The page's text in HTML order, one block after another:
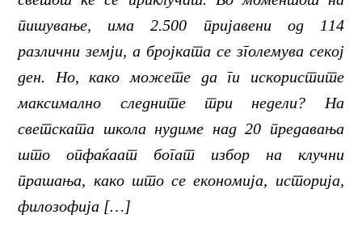
пишување, има 2.500 пријавени од 114
различни земји, а бројката се зголемува секој
ден. Но, како можете да ги искористите
максимално следните три недели? На
светската школа нудиме над 20 предавања
што опфаќаат богат избор на клучни
прашања, како што се економија, историја,
филозофија […]